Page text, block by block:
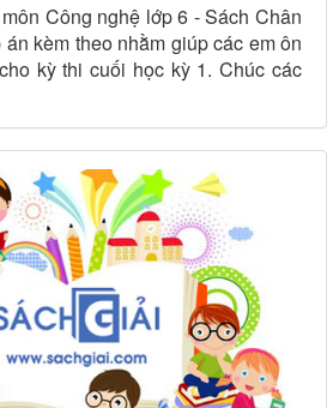
Công nghệ lớp 6 - Sách Chân
kèm theo nhằm giúp các em ôn
kỳ thi cuối học kỳ 1. Chúc các